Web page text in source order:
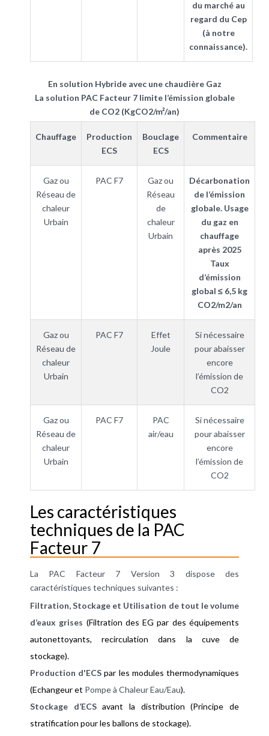
du marché au
regard du Cep
(à notre
connaissance).
En solution Hybride avec une chaudière Gaz
La solution PAC Facteur 7 limite l’émission globale
de CO2 (KgCO2/m²/an)
Chauffage
Production
ECS
Bouclage
ECS
Commentaire
Gaz ou
Réseau de
chaleur
Urbain
PAC F7
Gaz ou
Réseau
de
chaleur
Urbain
Décarbonation
de l’émission
globale. Usage
du gaz en
chauffage
après 2025
Taux
d’émission
global ≤ 6,5 kg
CO2/m2/an
Gaz ou
Réseau de
chaleur
Urbain
PAC F7
Effet
Joule
Si nécessaire
pour abaisser
encore
l’émission de
CO2
Gaz ou
Réseau de
chaleur
Urbain
PAC F7
PAC
air/eau
Si nécessaire
pour abaisser
encore
l’émission de
CO2
Les caractéristiques
techniques de la PAC
Facteur 7
La PAC Facteur 7 Version 3 dispose des
caractéristiques techniques suivantes :
Filtration, Stockage et Utilisation de tout le volume
d’eaux grises (Filtration des EG par des équipements
autonettoyants, recirculation dans la cuve de
stockage).
Production d'ECSpar les modules thermodynamiques
(Echangeur et Pompe à Chaleur Eau/Eau).
Stockage d’ECSavant la distribution (Principe de
stratification pour les ballons de stockage).